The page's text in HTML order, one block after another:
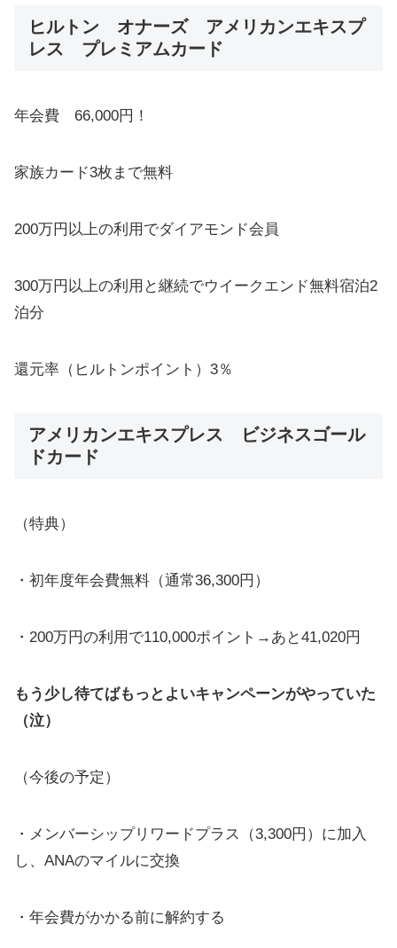
ヒルトン オナーズ アメリカンエキスプ
レス プレミアムカード
年会費 66,000円！
家族カード3枚まで無料
200万円以上の利用でダイアモンド会員
300万円以上の利用と継続でウイークエンド無料宿泊2
泊分
還元率（ヒルトンポイント）3％
アメリカンエキスプレス ビジネスゴール
ドカード
（特典）
・初年度年会費無料（通常36,300円）
・200万円の利用で110,000ポイント→あと41,020円
もう少し待てばもっとよいキャンペーンがやっていた
（泣）
（今後の予定）
・メンバーシップリワードプラス（3,300円）に加入
し、ANAのマイルに交換
・年会費がかかる前に解約する